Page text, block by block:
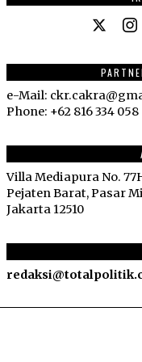
e-Mail:
Phone: +62 816 334 058
Villa Mediapura No.
Pejaten Barat, Pasar
Jakarta 12510